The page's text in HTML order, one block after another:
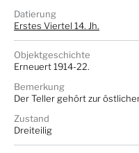
Datierung
Erstes Viertel 14. Jh.
Objektgeschichte
Erneuert 1914-22.
Bemerkung
Der Teller gehört zur
Zustand
Dreiteilig